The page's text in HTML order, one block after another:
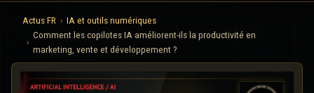
Actus FR
IA et outils numériques
Comment les copilotes IA améliorent-ils la productivité en
marketing, vente et développement ?